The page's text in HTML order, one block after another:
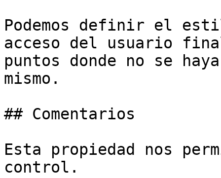
Podemos definir el
acceso del usuario
puntos donde no se
mismo.
## Comentarios
Esta propiedad nos
control.